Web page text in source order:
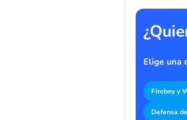
Elige una
Fireboy y
Defensa